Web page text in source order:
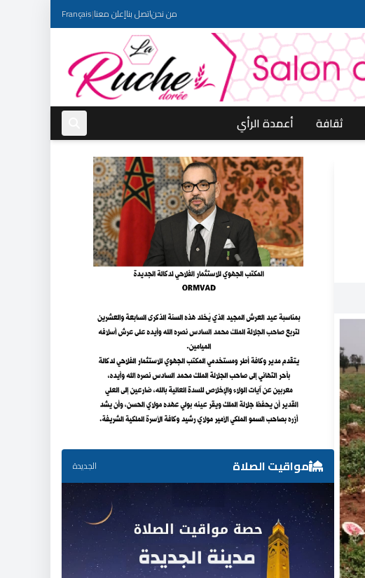
من نحناتصل بناإعلن معنا|
Français
ثقافة أعمدة الرأي
مواقيت الصلاة الجديدة